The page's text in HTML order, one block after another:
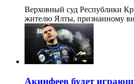
Верховный суд Республики
жителю Ялты, признанному
Акинфеев будет